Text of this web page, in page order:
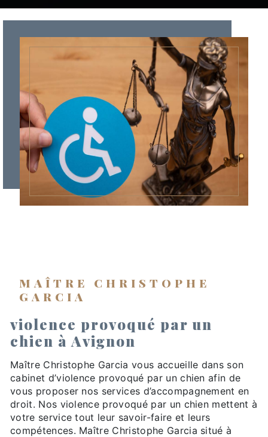
MAÎTRE CHRISTOPHE
GARCIA
violence provoqué par un
chien à Avignon
Maître Christophe Garcia vous accueille dans son
cabinet d’violence provoqué par un chien afin de
vous proposer nos services d’accompagnement en
droit. Nos violence provoqué par un chien mettent à
votre service tout leur savoir-faire et leurs
compétences. Maître Christophe Garcia situé à